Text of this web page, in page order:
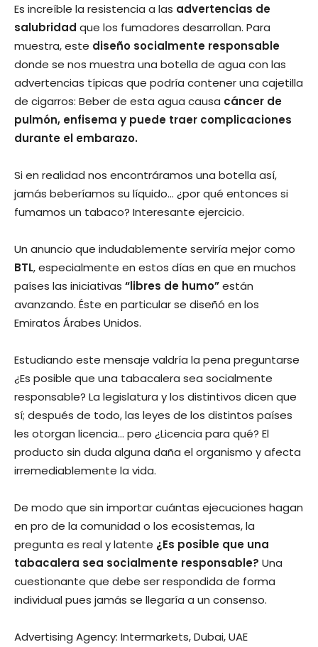
Es increíble la resistencia a las advertencias de
salubridad que los fumadores desarrollan. Para
muestra, este diseño socialmente responsable
donde se nos muestra una botella de agua con las
advertencias típicas que podría contener una cajetilla
de cigarros: Beber de esta agua causa cáncer de
pulmón, enfisema y puede traer complicaciones
durante el embarazo.
Si en realidad nos encontráramos una botella así,
jamás beberíamos su líquido… ¿por qué entonces si
fumamos un tabaco? Interesante ejercicio.
Un anuncio que indudablemente serviría mejor como
BTL, especialmente en estos días en que en muchos
países las iniciativas “libres de humo”están
avanzando. Éste en particular se diseñó en los
Emiratos Árabes Unidos.
Estudiando este mensaje valdría la pena preguntarse
¿Es posible que una tabacalera sea socialmente
responsable? La legislatura y los distintivos dicen que
sí; después de todo, las leyes de los distintos países
les otorgan licencia… pero ¿Licencia para qué? El
producto sin duda alguna daña el organismo y afecta
irremediablemente la vida.
De modo que sin importar cuántas ejecuciones hagan
en pro de la comunidad o los ecosistemas, la
pregunta es real y latente ¿Es posible que una
tabacalera sea socialmente responsable? Una
cuestionante que debe ser respondida de forma
individual pues jamás se llegaría a un consenso.
Advertising Agency: Intermarkets, Dubai, UAE